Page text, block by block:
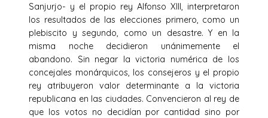
Sanjurjo- y el propio rey Alfonso XIII, interpretaron
los resultados de las elecciones primero, como un
plebiscito y segundo, como un desastre. Y en la
misma noche decidieron unánimemente el
abandono. Sin negar la victoria numérica de los
concejales monárquicos, los consejeros y el propio
rey atribuyeron valor determinante a la victoria
republicana en las ciudades. Convencieron al rey de
que los votos no decidían por cantidad sino por